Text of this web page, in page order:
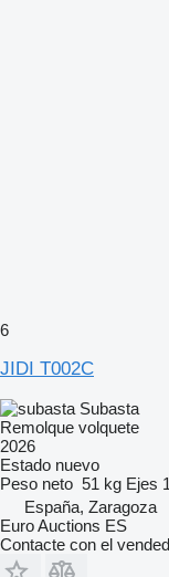
6
JIDI T002C
Subasta
Remolque volquete
2026
Estado nuevo
Peso neto 51 kg Ejes 1
España, Zaragoza
Euro Auctions ES
Contacte con el